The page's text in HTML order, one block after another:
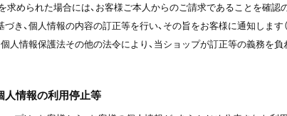
を求められた場合には、お客様ご本人からのご請求であることを確
づき、個人情報の内容の訂正等を行い、その旨をお客様に通知しま
個人情報保護法その他の法令により、当ショップが訂正等の義務を負
人情報の利用停止等